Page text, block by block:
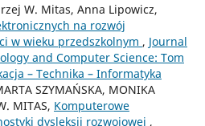
W. Mitas, Anna Lipowicz,
na rozwój
w wieku przedszkolnym , Journal
and Computer Science: Tom
– Technika – Informatyka
SZYMAŃSKA, MONIKA
MITAS, Komputerowe
dysleksji rozwojowej ,